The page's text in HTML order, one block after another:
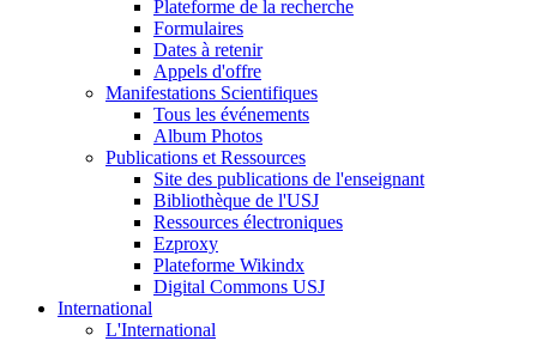
Plateforme de la recherche
Formulaires
Dates à retenir
Appels d'offre
Manifestations Scientifiques
Tous les événements
Album Photos
Publications et Ressources
Site des publications de l'enseignant
Bibliothèque de l'USJ
Ressources électroniques
Ezproxy
Plateforme Wikindx
Digital Commons USJ
International
L'International